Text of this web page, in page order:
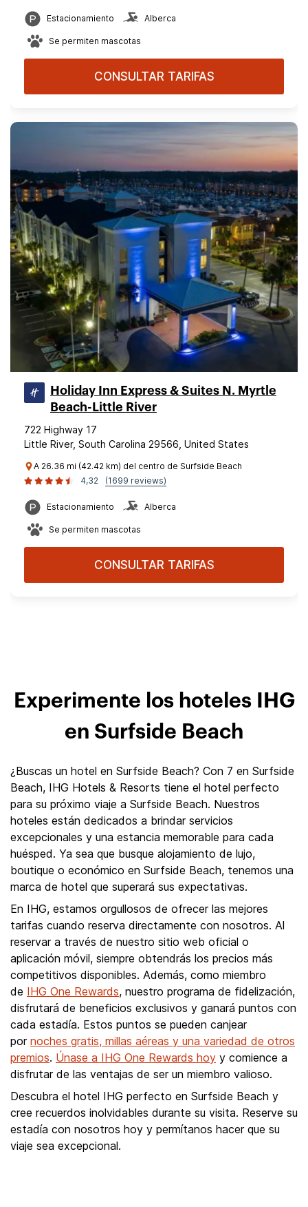
Estacionamiento Alberca
Se permiten mascotas
CONSULTAR TARIFAS
Holiday Inn Express & Suites N. Myrtle
Beach-Little River
722 Highway 17
Little River, South Carolina 29566, United States
A 26.36 mi (42.42 km) del centro de Surfside Beach
4,32
(1699 reviews)
Estacionamiento Alberca
Se permiten mascotas
CONSULTAR TARIFAS
Experimente los hoteles IHG
en Surfside Beach
¿Buscas un hotel en Surfside Beach? Con 7 en Surfside
Beach, IHG Hotels & Resorts tiene el hotel perfecto
para su próximo viaje a Surfside Beach. Nuestros
hoteles están dedicados a brindar servicios
excepcionales y una estancia memorable para cada
huésped. Ya sea que busque alojamiento de lujo,
boutique o económico en Surfside Beach, tenemos una
marca de hotel que superará sus expectativas.
En IHG, estamos orgullosos de ofrecer las mejores
tarifas cuando reserva directamente con nosotros. Al
reservar a través de nuestro sitio web oficial o
aplicación móvil, siempre obtendrás los precios más
competitivos disponibles. Además, como miembro
de IHG One Rewards, nuestro programa de fidelización,
disfrutará de beneficios exclusivos y ganará puntos con
cada estadía. Estos puntos se pueden canjear
por noches gratis, millas aéreas y una variedad de otros
premios. Únase a IHG One Rewards hoy y comience a
disfrutar de las ventajas de ser un miembro valioso.
Descubra el hotel IHG perfecto en Surfside Beach y
cree recuerdos inolvidables durante su visita. Reserve su
estadía con nosotros hoy y permítanos hacer que su
viaje sea excepcional.